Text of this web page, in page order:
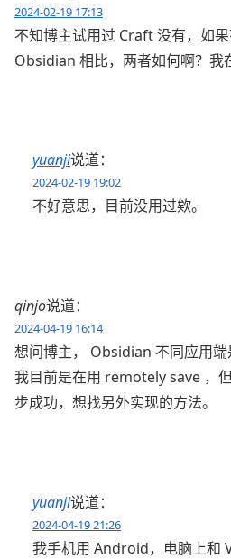
2024-02-19 17:13
不知博主试用过 Craft 没有，如
Obsidian 相比，两者如何啊？我
yuanji说道：
2024-02-19 19:02
不好意思，目前没用过欸。
qinjo说道：
2024-04-19 16:14
想问博主， Obsidian 不同应用端
我目前是在用 remotely save ，
步成功，想找另外实现的方法。
yuanji说道：
2024-04-19 21:26
我手机用 Android，电脑上和